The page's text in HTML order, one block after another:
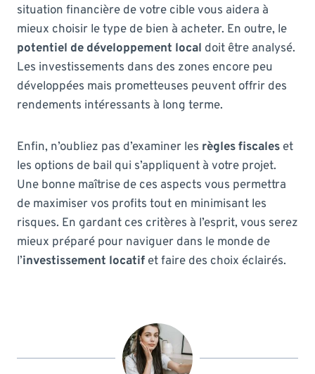
situation financière de votre cible vous aidera à
mieux choisir le type de bien à acheter. En outre, le
potentiel de développement local doit être analysé.
Les investissements dans des zones encore peu
développées mais prometteuses peuvent offrir des
rendements intéressants à long terme.
Enfin, n’oubliez pas d’examiner les règles fiscales et
les options de bail qui s’appliquent à votre projet.
Une bonne maîtrise de ces aspects vous permettra
de maximiser vos profits tout en minimisant les
risques. En gardant ces critères à l’esprit, vous serez
mieux préparé pour naviguer dans le monde de
l’investissement locatif et faire des choix éclairés.